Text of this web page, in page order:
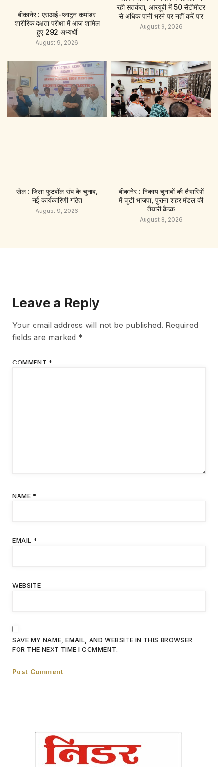
बीकानेर : एसआई-प्लाटून कमांडर
शारीरिक दक्षता परीक्षा में आज शामिल
हुए 292 अभ्यर्थी
August 9, 2026
रही सतर्कता, आरयूबी मेंं 50 सेंटीमीटर
से अधिक पानी भरने पर नहीं करें पार
August 9, 2026
खेल : जिला फुटबॉल संघ के चुनाव,
नई कार्यकारिणी गठित
August 9, 2026
बीकानेर : निकाय चुनावों की तैयारियों
में जुटी भाजपा, पुराना शहर मंडल की
तैयारी बैठक
August 8, 2026
Leave a Reply
Your email address will not be published. Required
fields are marked *
COMMENT *
NAME *
EMAIL *
WEBSITE
SAVE MY NAME, EMAIL, AND WEBSITE IN THIS BROWSER
FOR THE NEXT TIME I COMMENT.